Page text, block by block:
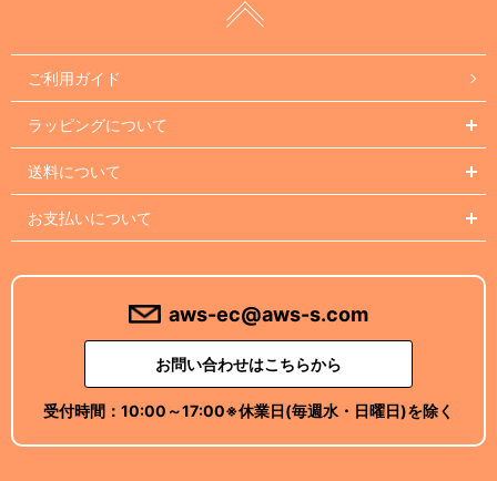
ご利用ガイド
ラッピングについて
送料について
お支払いについて
aws-ec@aws-s.com
お問い合わせはこちらから
受付時間： 10:00～17:00※休業日(毎週水・日曜日)を除く